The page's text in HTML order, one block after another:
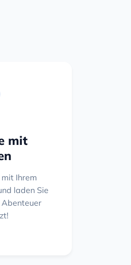
mit
Ihrem
laden Sie
Abenteuer